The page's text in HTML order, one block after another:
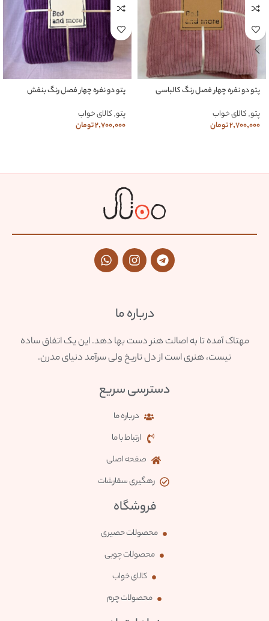
پتو دو نفره چهار فصل رنگ کالباسی
پتو,کالای خواب
2,700,000تومان
پتو دو نفره چهار فصل رنگ بنفش
پتو,کالای خواب
2,700,000تومان
درباره ما
مهتاک آمده تا به اصالت هنر دست بها دهد. این یک اتفاق ساده
نیست، هنری است از دل تاریخ ولی سرآمد دنیای مدرن.
دسترسی سریع
درباره ما
ارتباط با ما
صفحه اصلی
رهگیری سفارشات
فروشگاه
محصولات حصیری
محصولات چوبی
کالای خواب
محصولات چرم